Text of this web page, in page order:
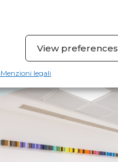
View preferences
Menzioni legali